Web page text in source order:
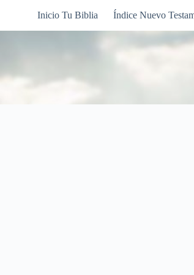
Inicio Tu Biblia Índice Nuevo